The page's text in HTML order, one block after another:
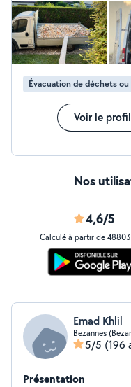
serviable. Travail effectué
soin. Merci encore pour
hésitation !
Évacuation de déchets ou
Voir le profil
Nos
4,6/5
Calculé à partir de 48803
Emad Khlil
Bezannes
5/5 (196
Présentation